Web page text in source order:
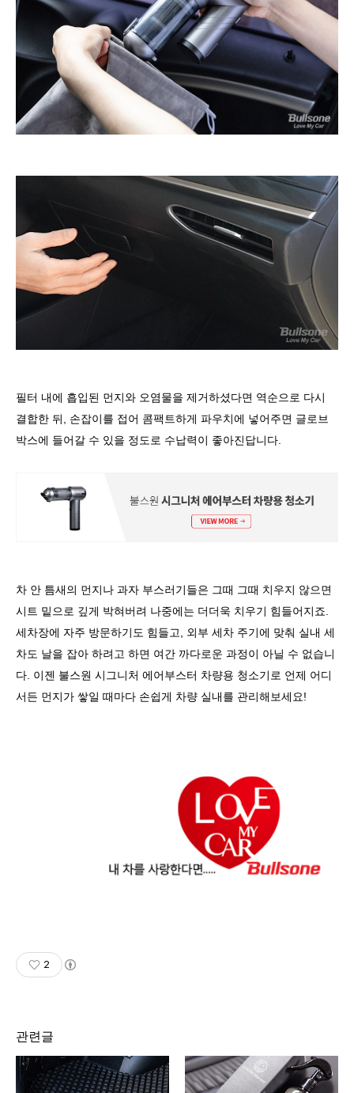
필터 내에 흡입된 먼지와 오염물을 제거하셨다면 역순으로 다시
결합한 뒤, 손잡이를 접어 콤팩트하게 파우치에 넣어주면 글로브
박스에 들어갈 수 있을 정도로 수납력이 좋아진답니다.
차 안 틈새의 먼지나 과자 부스러기들은 그때 그때 치우지 않으면
시트 밑으로 깊게 박혀버려 나중에는 더더욱 치우기 힘들어지죠.
세차장에 자주 방문하기도 힘들고, 외부 세차 주기에 맞춰 실내 세
차도 날을 잡아 하려고 하면 여간 까다로운 과정이 아닐 수 없습니
다. 이젠 불스원 시그니처 에어부스터 차량용 청소기로 언제 어디
서든 먼지가 쌓일 때마다 손쉽게 차량 실내를 관리해보세요!
2
관련글